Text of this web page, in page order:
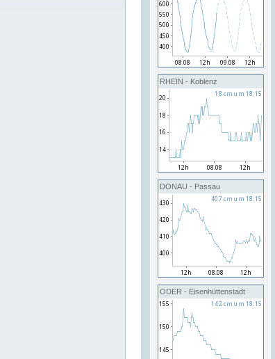
RHEIN - Koblenz
DONAU - Passau
ODER - Eisenhüttenstadt